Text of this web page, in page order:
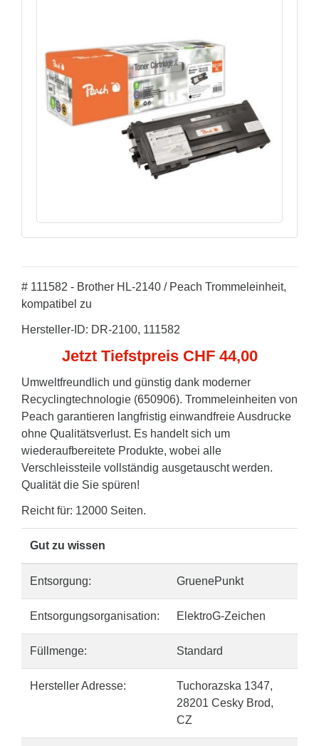
# 111582 - Brother HL-2140 / Peach Trommeleinheit,
kompatibel zu
Hersteller-ID: DR-2100, 111582
Jetzt Tiefstpreis CHF 44,00
Umweltfreundlich und günstig dank moderner
Recyclingtechnologie (650906). Trommeleinheiten von
Peach garantieren langfristig einwandfreie Ausdrucke
ohne Qualitätsverlust. Es handelt sich um
wiederaufbereitete Produkte, wobei alle
Verschleissteile vollständig ausgetauscht werden.
Qualität die Sie spüren!
Reicht für: 12000 Seiten.
Gut zu wissen
Entsorgung: GruenePunkt
Entsorgungsorganisation: ElektroG-Zeichen
Füllmenge: Standard
Hersteller Adresse:
Tuchorazska 1347,
28201 Cesky Brod,
CZ